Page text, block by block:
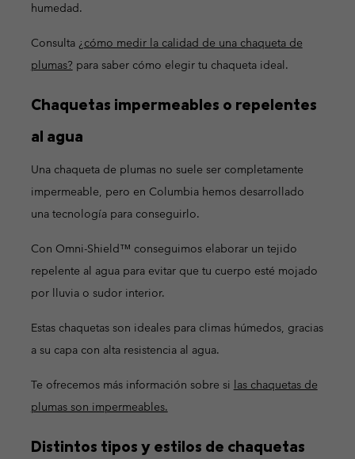
humedad.
Consulta ¿cómo medir la calidad de una chaqueta de
plumas? para saber cómo elegir tu chaqueta ideal.
Chaquetas impermeables o repelentes
al agua
Una chaqueta de plumas no suele ser completamente
impermeable, pero en Columbia hemos desarrollado
una tecnología para conseguirlo.
Con Omni-Shield™ conseguimos elaborar un tejido
repelente al agua para evitar que tu cuerpo esté mojado
por lluvia o sudor interior.
Estas chaquetas son ideales para climas húmedos, gracias
a su capa con alta resistencia al agua.
Te ofrecemos más información sobre si las chaquetas de
plumas son impermeables.
Distintos tipos y estilos de chaquetas